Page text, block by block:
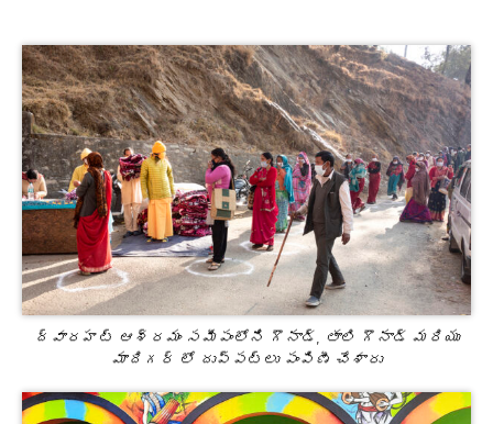
ద్వారహట్ ఆశ్రమం సమీపంలోని గౌనాడ్, తాలి గౌనాడ్ మరియు
మాదిగర్ లో దుప్పట్లు పంపిణీ చేశారు